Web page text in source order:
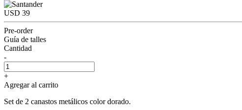
USD 39
Pre-order
Guía de talles
Cantidad
-
+
Agregar al carrito
Set de 2 canastos metálicos color dorado.